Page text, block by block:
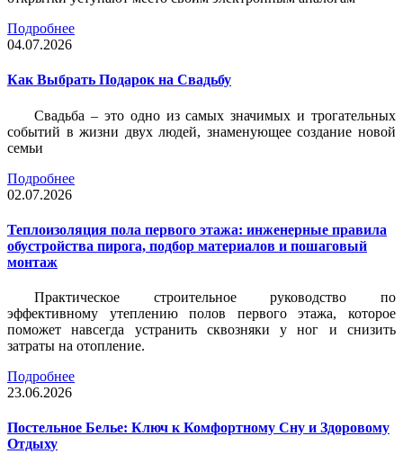
Подробнее
04.07.2026
Как Выбрать Подарок на Свадьбу
Свадьба – это одно из самых значимых и трогательных
событий в жизни двух людей, знаменующее создание новой
семьи
Подробнее
02.07.2026
Теплоизоляция пола первого этажа: инженерные правила
обустройства пирога, подбор материалов и пошаговый
монтаж
Практическое строительное руководство по
эффективному утеплению полов первого этажа, которое
поможет навсегда устранить сквозняки у ног и снизить
затраты на отопление.
Подробнее
23.06.2026
Постельное Белье: Ключ к Комфортному Сну и Здоровому
Отдыху